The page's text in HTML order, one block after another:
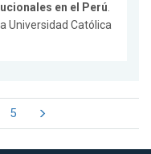
en el Perú.
Universidad Católica
5